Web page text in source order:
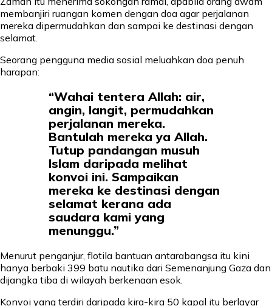
membanjiri ruangan komen dengan doa agar perjalanan
mereka dipermudahkan dan sampai ke destinasi dengan
selamat.
Seorang pengguna media sosial meluahkan doa penuh
harapan:
“Wahai tentera Allah: air,
angin, langit, permudahkan
perjalanan mereka.
Bantulah mereka ya Allah.
Tutup pandangan musuh
Islam daripada melihat
konvoi ini. Sampaikan
mereka ke destinasi dengan
selamat kerana ada
saudara kami yang
menunggu.”
Menurut penganjur, flotila bantuan antarabangsa itu kini
hanya berbaki 399 batu nautika dari Semenanjung Gaza dan
dijangka tiba di wilayah berkenaan esok.
Konvoi yang terdiri daripada kira-kira 50 kapal itu berlayar